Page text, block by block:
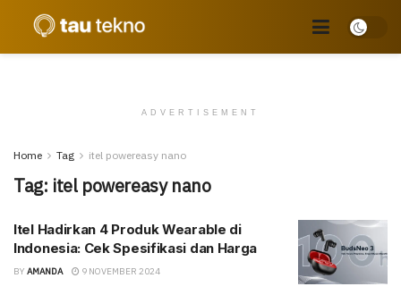
ADVERTISEMENT
Home Tag itel powereasy nano
Tag: itel powereasy nano
Itel Hadirkan 4 Produk Wearable di
Indonesia: Cek Spesifikasi dan Harga
BY AMANDA 9 NOVEMBER 2024